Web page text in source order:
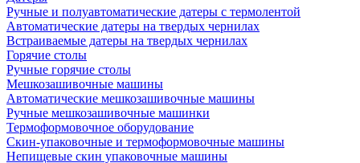
Ручные и полуавтоматические датеры с термолентой
Автоматические датеры на твердых чернилах
Встраиваемые датеры на твердых чернилах
Горячие столы
Ручные горячие столы
Мешкозашивочные машины
Автоматические мешкозашивочные машины
Ручные мешкозашивочные машинки
Термоформовочное оборудование
Скин-упаковочные и термоформовочные машины
Непищевые скин упаковочные машины